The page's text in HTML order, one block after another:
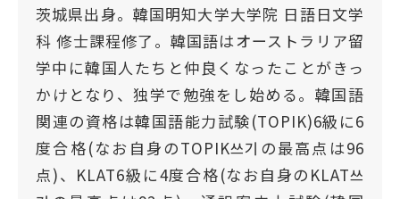
茨城県出身。韓国明知大学大学院 日語日文学
科 修士課程修了。韓国語はオーストラリア留
学中に韓国人たちと仲良くなったことがきっ
かけとなり、独学で勉強をし始める。韓国語
関連の資格は韓国語能力試験(TOPIK)6級に6
度合格(なお自身のTOPIK쓰기の最高点は96
点)、KLAT6級に4度合格(なお自身のKLAT쓰